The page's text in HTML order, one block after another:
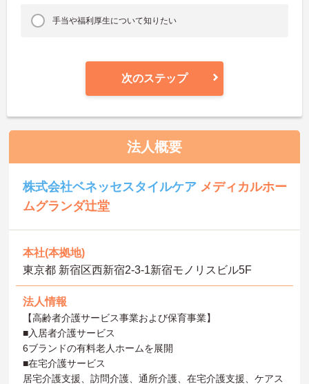
手当や福利厚生について知りたい
次のステップ
法人概要
株式会社ベネッセスタイルケア メディカルホー
ムグランダ辻堂
本社(本拠地)
東京都 新宿区西新宿2-3-1新宿モノリスビル5F
法人情報
【高齢者介護サービス事業および保育事業】
■入居者介護サービス
6ブランドの有料老人ホームを展開
■在宅介護サービス
居宅介護支援、訪問介護、通所介護、在宅介護支援、ケアス